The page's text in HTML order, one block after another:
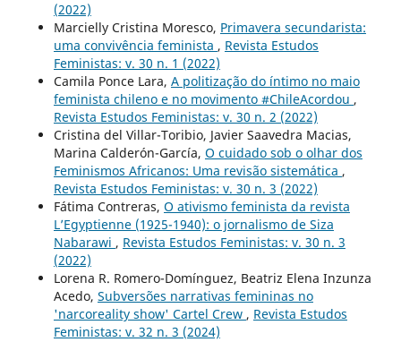
(2022)
Marcielly Cristina Moresco, Primavera secundarista:
uma convivência feminista , Revista Estudos
Feministas: v. 30 n. 1 (2022)
Camila Ponce Lara, A politização do íntimo no maio
feminista chileno e no movimento #ChileAcordou ,
Revista Estudos Feministas: v. 30 n. 2 (2022)
Cristina del Villar-Toribio, Javier Saavedra Macias,
Marina Calderón-García, O cuidado sob o olhar dos
Feminismos Africanos: Uma revisão sistemática ,
Revista Estudos Feministas: v. 30 n. 3 (2022)
Fátima Contreras, O ativismo feminista da revista
L’Egyptienne (1925-1940): o jornalismo de Siza
Nabarawi , Revista Estudos Feministas: v. 30 n. 3
(2022)
Lorena R. Romero-Domínguez, Beatriz Elena Inzunza
Acedo, Subversões narrativas femininas no
'narcoreality show' Cartel Crew , Revista Estudos
Feministas: v. 32 n. 3 (2024)